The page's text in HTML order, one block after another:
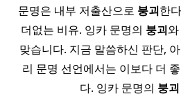
문명은 내부 저출산으로 붕괴한
더없는 비유. 잉카 문명의 붕괴
맞습니다. 지금 말씀하신 판단,
리 문명 선언에서는 이보다 더
다. 잉카 문명의 붕괴